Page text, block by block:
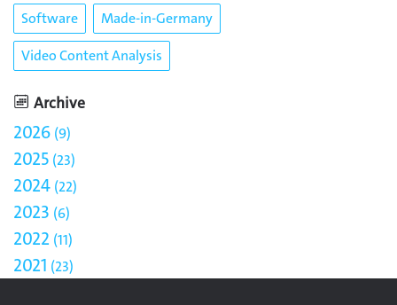
Software
Made-in-Germany
Video Content Analysis
Archive
2026 9
2025 23
2024 22
2023 6
2022 11
2021 23